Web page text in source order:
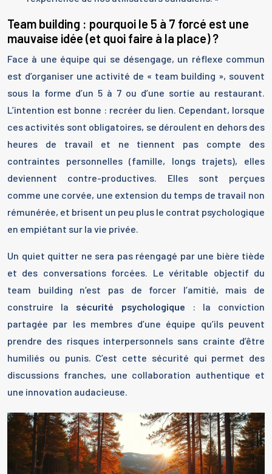
Team building : pourquoi le 5 à 7 forcé est une
mauvaise idée (et quoi faire à la place) ?
Face à une équipe qui se désengage, un réflexe commun
est d’organiser une activité de « team building », souvent
sous la forme d’un 5 à 7 ou d’une sortie au restaurant.
L’intention est bonne : recréer du lien. Cependant, lorsque
ces activités sont obligatoires, se déroulent en dehors des
heures de travail et ne tiennent pas compte des
contraintes personnelles (famille, longs trajets), elles
deviennent contre-productives. Elles sont perçues
comme une corvée, une extension du temps de travail non
rémunérée, et brisent un peu plus le contrat psychologique
en empiétant sur la vie privée.
Un quiet quitter ne sera pas réengagé par une bière tiède
et des conversations forcées. Le véritable objectif du
team building n’est pas de forcer l’amitié, mais de
construire la sécurité psychologique : la conviction
partagée par les membres d’une équipe qu’ils peuvent
prendre des risques interpersonnels sans crainte d’être
humiliés ou punis. C’est cette sécurité qui permet des
discussions franches, une collaboration authentique et
une innovation audacieuse.